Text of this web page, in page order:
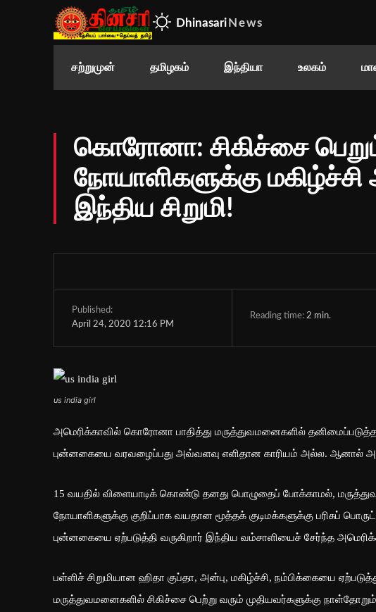
Dhinasari News
சற்றுமுன் தமிழகம் இந்தியா உலகம்
கொரோனா: சிகிச்சை
நோயாளிகளுக்கு மகிழ்ச்சி
இந்திய சிறுமி!
Published:
April 24, 2020 12:16 PM
Reading time: 2 min.
us india girl
அமெரிக்காவில் கொரோனா பாதித்து மருத்துவமனைகளில்
புன்னகையை வரவழைப்பது அவ்வளவு எளிதான காரியம் அல்ல. ஆனால்
15 வயதில் விளையாடிக் கொண்டு தனது பொழுதைப் போக்காமல்,
நோயாளிகளுக்கு குறிப்பாக வயதான மூத்தக் குடிமக்களுக்கு பரிசுப்
புன்னகையை ஏற்படுத்தி வருகிறார் இந்திய வம்சாளியைச் சேர்ந்த
பள்ளிச் சிறுமியான ஹிதா குப்தா, அன்பு, மகிழ்ச்சி, நம்பிக்கையை
மருத்துவமனைகளில் சிகிச்சை பெற்று வரும் முதியவர்களுக்கு நாள்தோறும்